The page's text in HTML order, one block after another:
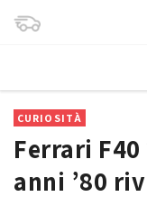
CURIOSITÀ
Ferrari
anni ’80